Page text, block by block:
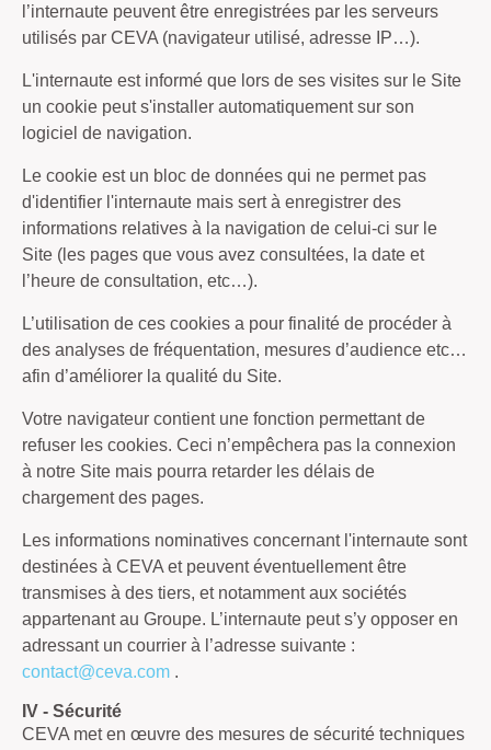
l’internaute peuvent être enregistrées par les serveurs
utilisés par CEVA (navigateur utilisé, adresse IP…).
L'internaute est informé que lors de ses visites sur le Site
un cookie peut s'installer automatiquement sur son
logiciel de navigation.
Le cookie est un bloc de données qui ne permet pas
d'identifier l'internaute mais sert à enregistrer des
informations relatives à la navigation de celui-ci sur le
Site (les pages que vous avez consultées, la date et
l’heure de consultation, etc…).
L’utilisation de ces cookies a pour finalité de procéder à
des analyses de fréquentation, mesures d’audience etc…
afin d’améliorer la qualité du Site.
Votre navigateur contient une fonction permettant de
refuser les cookies. Ceci n’empêchera pas la connexion
à notre Site mais pourra retarder les délais de
chargement des pages.
Les informations nominatives concernant l'internaute sont
destinées à CEVA et peuvent éventuellement être
transmises à des tiers, et notamment aux sociétés
appartenant au Groupe. L’internaute peut s’y opposer en
adressant un courrier à l’adresse suivante :
contact@ceva.com .
IV - Sécurité
CEVA met en œuvre des mesures de sécurité techniques